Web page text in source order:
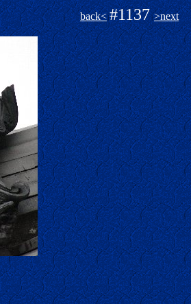
back< #1137>next